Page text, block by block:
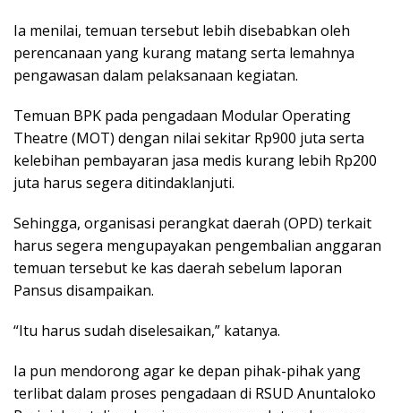
Ia menilai, temuan tersebut lebih disebabkan oleh
perencanaan yang kurang matang serta lemahnya
pengawasan dalam pelaksanaan kegiatan.
Temuan BPK pada pengadaan Modular Operating
Theatre (MOT) dengan nilai sekitar Rp900 juta serta
kelebihan pembayaran jasa medis kurang lebih Rp200
juta harus segera ditindaklanjuti.
Sehingga, organisasi perangkat daerah (OPD) terkait
harus segera mengupayakan pengembalian anggaran
temuan tersebut ke kas daerah sebelum laporan
Pansus disampaikan.
“Itu harus sudah diselesaikan,” katanya.
Ia pun mendorong agar ke depan pihak-pihak yang
terlibat dalam proses pengadaan di RSUD Anuntaloko